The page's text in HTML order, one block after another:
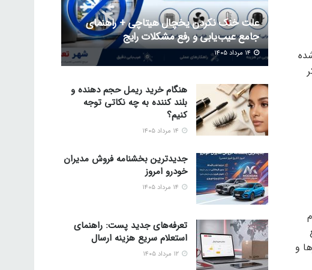
و
علت خنک نکردن یخچال هیتاچی + راهنمای
جامع عیب‌یابی و رفع مشکلات رایج
هنگام خرید ریمل حجم دهنده و
بلند کننده به چه نکاتی توجه
کنیم؟
جدیدترین بخشنامه فروش مدیران
خودرو امروز
تعرفه‌های جدید پست: راهنمای
استعلام سریع هزینه ارسال